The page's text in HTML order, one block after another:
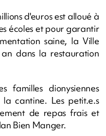
d'euros est alloué à
écoles et pour garantir
saine, la Ville
dans la restauration
familles dionysiennes
cantine. Les petit.e.s
de repas frais et
Bien Manger.